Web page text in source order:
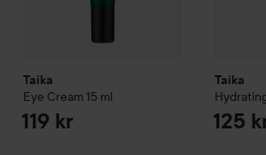
Taika
Eye Cream 15 ml
119 kr
Taika
125